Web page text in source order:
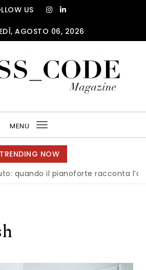
US
AGOSTO 06, 2026
MENU
Toggle
navigation
TRENDING NOW
quando il pianoforte racconta